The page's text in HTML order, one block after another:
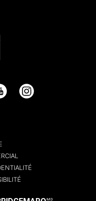
Instagram
MD